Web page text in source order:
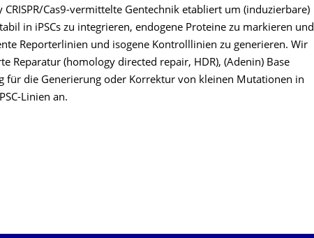
CRISPR/Cas9-vermittelte Gentechnik etabliert um (induzierbare)
in iPSCs zu integrieren, endogene Proteine zu markieren und
Reporterlinien und isogene Kontrolllinien zu generieren. Wir
Reparatur (homology directed repair, HDR), (Adenin) Base
für die Generierung oder Korrektur von kleinen Mutationen in
Linien an.